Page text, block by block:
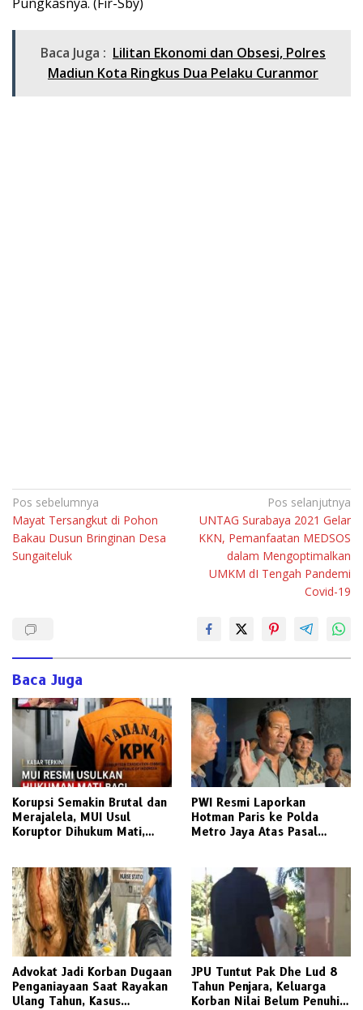
Baca Juga : Lilitan Ekonomi dan Obsesi, Polres
Madiun Kota Ringkus Dua Pelaku Curanmor
Navigasi
pos
Pos sebelumnya
Mayat Tersangkut di Pohon
Bakau Dusun Bringinan Desa
Sungaiteluk
Pos selanjutnya
UNTAG Surabaya 2021 Gelar
KKN, Pemanfaatan MEDSOS
dalam Mengoptimalkan
UMKM dI Tengah Pandemi
Covid-19
Baca Juga
Korupsi Semakin Brutal dan
Merajalela, MUI Usul
Koruptor Dihukum Mati,
PWI Resmi Laporkan
Hotman Paris ke Polda
Metro Jaya Atas Pasal
Advokat Jadi Korban Dugaan
Penganiayaan Saat Rayakan
Ulang Tahun, Kasus
JPU Tuntut Pak Dhe Lud 8
Tahun Penjara, Keluarga
Korban Nilai Belum Penuhi